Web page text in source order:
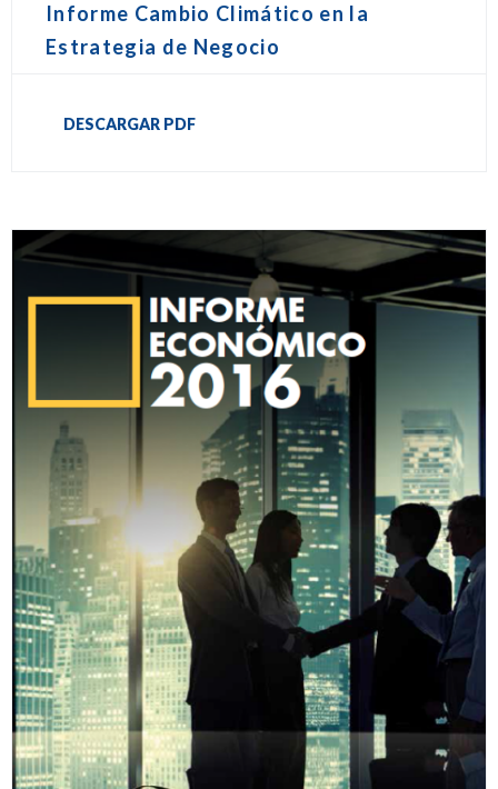
Informe Cambio Climático en la
Estrategia de Negocio
DESCARGAR PDF